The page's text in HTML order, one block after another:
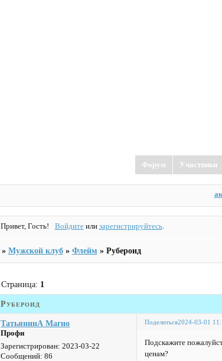
Форум Участники
Привет, Гость! Войдитеили зарегистрируйтесь.
» Мужской клуб » Флейм » Рубероид
Рубероид
Страница: 1
Поделиться2024-03-01
ТатьянинА Магно
Профи
Зарегистрирован: 2023-03-22
Сообщений: 86
Подскажите
ценам?